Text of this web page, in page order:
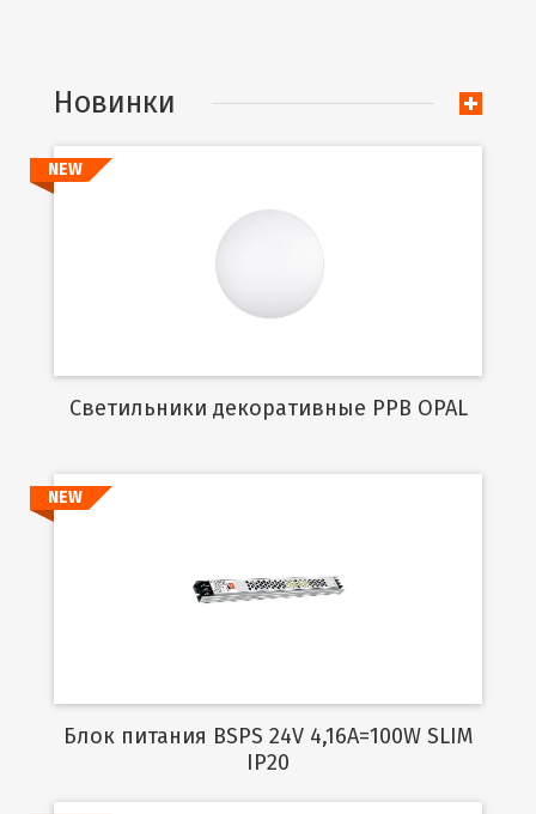
Новинки
NEW
Cветильники декоративные PPB OPAL
Подробнее
NEW
Блок питания BSPS 24V 4,16A=100W SLIM
IP20